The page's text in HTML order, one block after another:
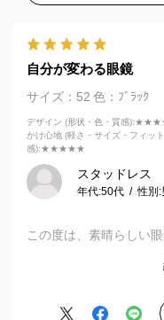
自分が変わる眼鏡
サイズ：52 色：ﾌﾞﾗｯｸ
デザイン (形状・色・質感)
かけ心地 (軽さ・サイズ・フィット
感):★★★★★
スタッドレス
年代:50代 性別:
この度は、素晴らしい
ったですが、いざ眼鏡